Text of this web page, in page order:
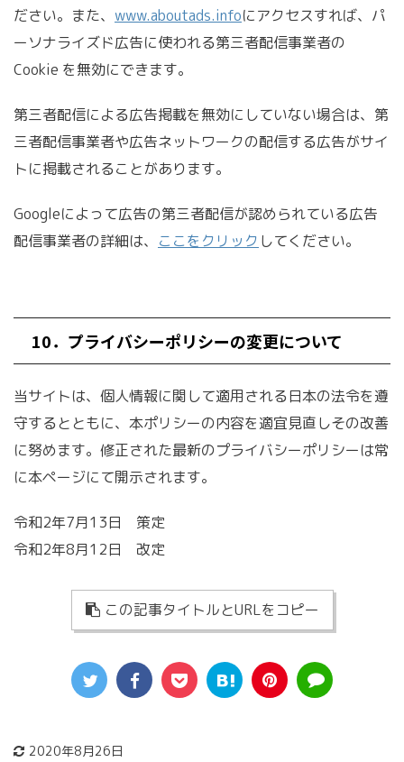
ださい。また、 www.aboutads.infoにアクセスすれば、パ
ーソナライズド広告に使われる第三者配信事業者の
Cookie を無効にできます。
第三者配信による広告掲載を無効にしていない場合は、第
三者配信事業者や広告ネットワークの配信する広告がサイ
トに掲載されることがあります。
Googleによって広告の第三者配信が認められている広告
配信事業者の詳細は、 ここをクリック してください。
10．プライバシーポリシーの変更について
当サイトは、個人情報に関して適用される日本の法令を遵
守するとともに、本ポリシーの内容を適宜見直しその改善
に努めます。修正された最新のプライバシーポリシーは常
に本ページにて開示されます。
令和2年7月13日 策定
令和2年8月12日 改定
この記事タイトルとURLをコピー
2020年8月26日